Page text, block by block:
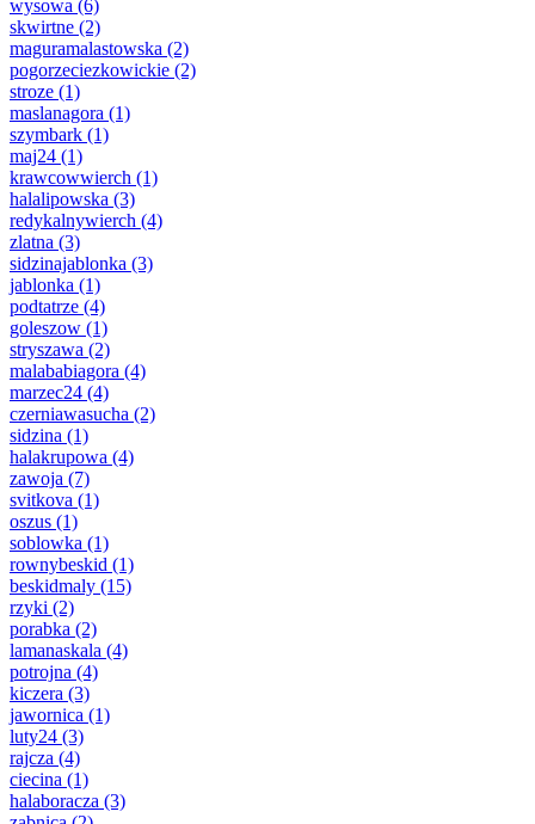
wysowa (6)
skwirtne (2)
maguramalastowska (2)
pogorzeciezkowickie (2)
stroze (1)
maslanagora (1)
szymbark (1)
maj24 (1)
krawcowwierch (1)
halalipowska (3)
redykalnywierch (4)
zlatna (3)
sidzinajablonka (3)
jablonka (1)
podtatrze (4)
goleszow (1)
stryszawa (2)
malababiagora (4)
marzec24 (4)
czerniawasucha (2)
sidzina (1)
halakrupowa (4)
zawoja (7)
svitkova (1)
oszus (1)
soblowka (1)
rownybeskid (1)
beskidmaly (15)
rzyki (2)
porabka (2)
lamanaskala (4)
potrojna (4)
kiczera (3)
jawornica (1)
luty24 (3)
rajcza (4)
ciecina (1)
halaboracza (3)